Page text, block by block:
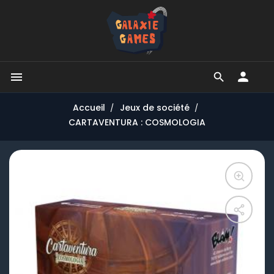


Accueil
Jeux de société
CARTAVENTURA : COSMOLOGIA